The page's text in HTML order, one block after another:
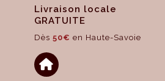
Livraison locale
GRATUITE
Dès 50€ en Haute-Savoie